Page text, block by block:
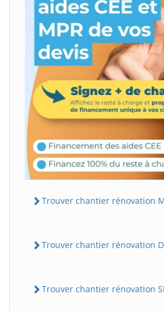
Trouver chantier rénovation
Trouver chantier rénovation
Trouver chantier rénovation